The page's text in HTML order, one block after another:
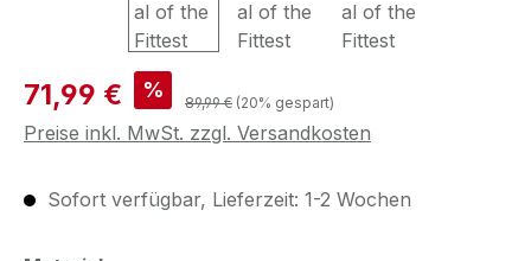
Verkaufspreis:
71,99 € % Regulärer Preis:
89,99 € (20% gespart)
Preise inkl. MwSt. zzgl. Versandkosten
Sofort verfügbar, Lieferzeit: 1-2 Wochen